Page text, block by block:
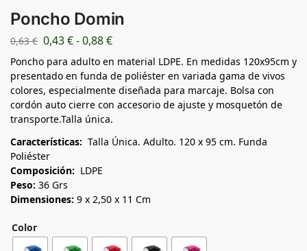
Poncho Domin
0,63€ 0,43€-0,88€
Poncho para adulto en material LDPE. En medidas 120x95cm y
presentado en funda de poliéster en variada gama de vivos
colores, especialmente diseñada para marcaje. Bolsa con
cordón auto cierre con accesorio de ajuste y mosquetón de
transporte.Talla única.
Características: Talla Única. Adulto. 120 x 95 cm. Funda
Poliéster
Composición: LDPE
Peso: 36 Grs
Dimensiones: 9 x 2,50 x 11 Cm
Color